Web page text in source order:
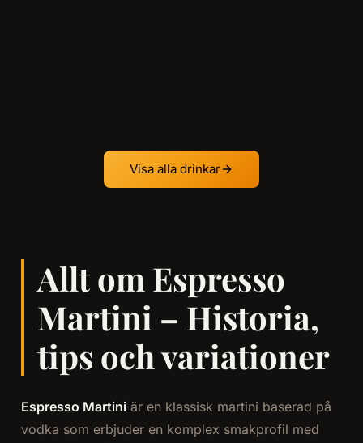
Visa alla drinkar
Allt om Espresso
Martini – Historia,
tips och variationer
Espresso Martiniär en klassisk martini baserad på
vodka som erbjuder en komplex smakprofil med